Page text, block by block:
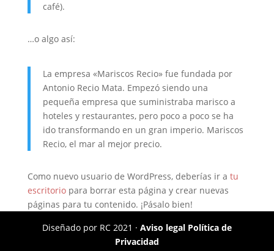
café).
…o algo así:
La empresa «Mariscos Recio» fue fundada por
Antonio Recio Mata. Empezó siendo una
pequeña empresa que suministraba marisco a
hoteles y restaurantes, pero poco a poco se ha
ido transformando en un gran imperio. Mariscos
Recio, el mar al mejor precio.
Como nuevo usuario de WordPress, deberías ir a tu
escritoriopara borrar esta página y crear nuevas
páginas para tu contenido. ¡Pásalo bien!
Diseñado por RC 2021 · Aviso legal Política de
Privacidad